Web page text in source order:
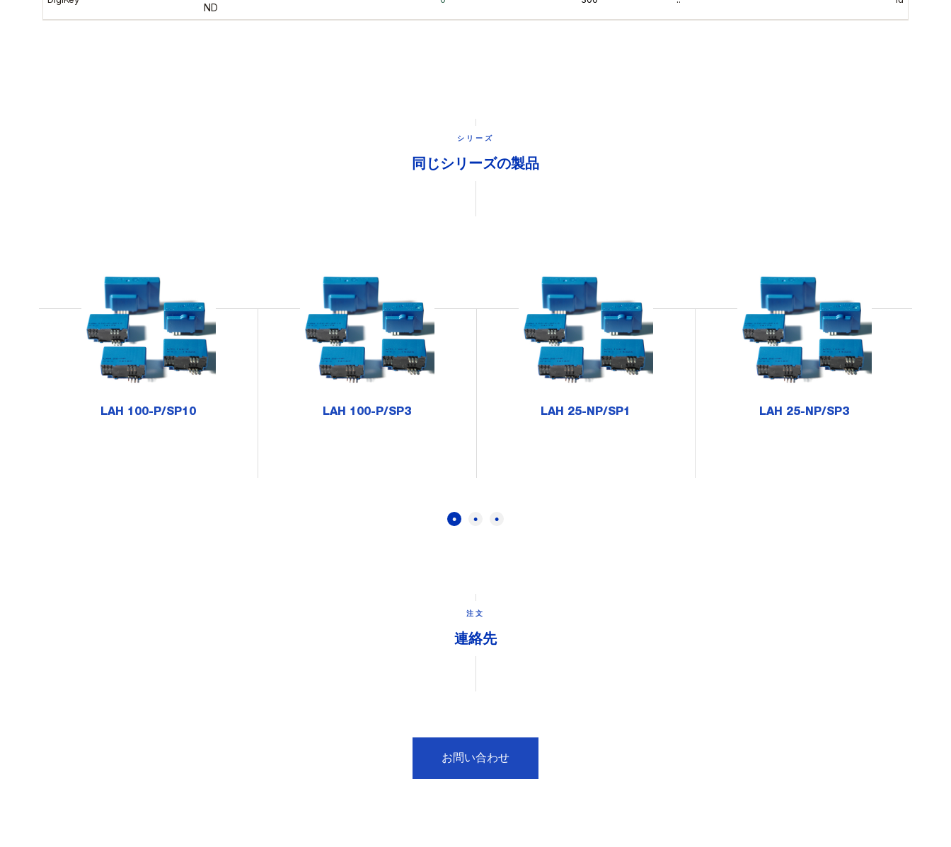
シリーズ
同じシリーズの製品
LAH 100-P/SP10 LAH 100-P/SP3 LAH 25-NP/SP1 LAH 25-NP/SP3
注文
連絡先
お問い合わせ